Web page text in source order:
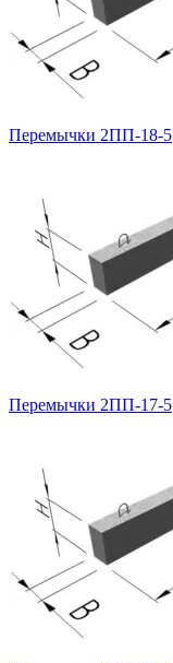
Перемычки 2ПП-18-5
Перемычки 2ПП-17-5